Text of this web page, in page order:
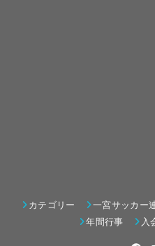
カテゴリー 一宮サッカー
年間行事
入